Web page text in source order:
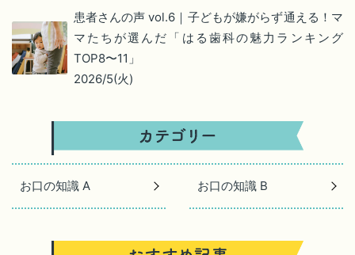
患者さんの声 vol.6｜子どもが嫌がらず通える！マ
マたちが選んだ「はる歯科の魅力ランキング
TOP8〜11」
2026/5(火)
お口の知識 A お口の知識 B